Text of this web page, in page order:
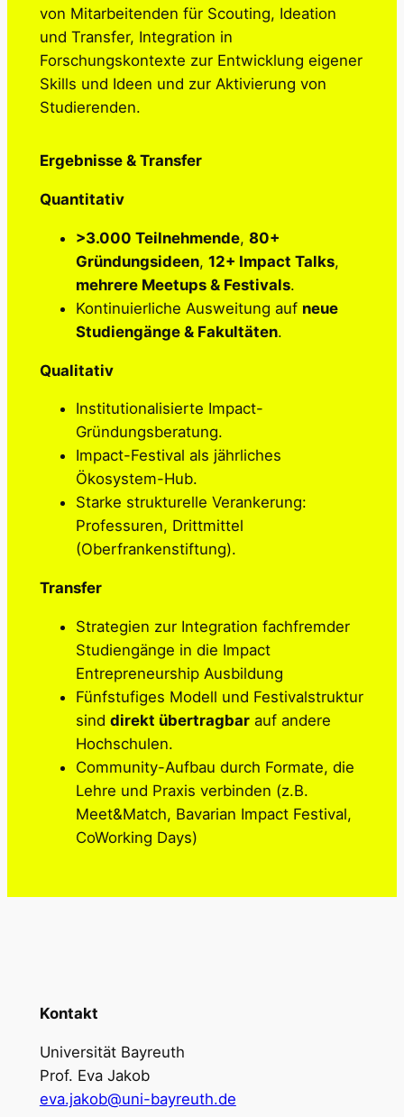
von Mitarbeitenden für Scouting, Ideation
und Transfer, Integration in
Forschungskontexte zur Entwicklung eigener
Skills und Ideen und zur Aktivierung von
Studierenden.
Ergebnisse & Transfer
Quantitativ
>3.000 Teilnehmende, 80+
Gründungsideen, 12+ Impact Talks,
mehrere Meetups & Festivals.
Kontinuierliche Ausweitung auf neue
Studiengänge & Fakultäten.
Qualitativ
Institutionalisierte Impact-
Gründungsberatung.
Impact-Festival als jährliches
Ökosystem-Hub.
Starke strukturelle Verankerung:
Professuren, Drittmittel
(Oberfrankenstiftung).
Transfer
Strategien zur Integration fachfremder
Studiengänge in die Impact
Entrepreneurship Ausbildung
Fünfstufiges Modell und Festivalstruktur
sind direkt übertragbarauf andere
Hochschulen.
Community-Aufbau durch Formate, die
Lehre und Praxis verbinden (z.B.
Meet&Match, Bavarian Impact Festival,
CoWorking Days)
Kontakt
Universität Bayreuth
Prof. Eva Jakob
eva.jakob@uni-bayreuth.de